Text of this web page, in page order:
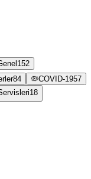
152
84 🦠COVID-1957
18